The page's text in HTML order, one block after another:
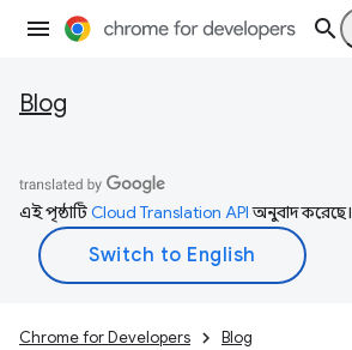
Blog
এই পৃষ্ঠাটিCloud Translation APIঅনুবাদ করেছে।
Chrome for Developers Blog